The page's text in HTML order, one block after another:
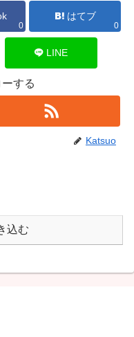
0
はてブ
0
LINE
する
Katsuo
込む